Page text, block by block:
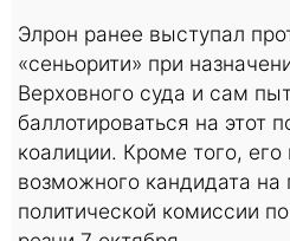
Элрон ранее выступал
«сеньорити» при
Верховного суда и сам
баллотироваться на этот
коалиции. Кроме того,
возможного кандидата на
политической комиссии